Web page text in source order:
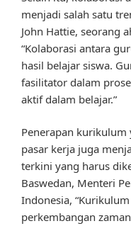
menjadi salah satu
John Hattie, seorang
“Kolaborasi antara
hasil belajar siswa.
fasilitator dalam
aktif dalam belajar.”
Penerapan kurikulum
pasar kerja juga
terkini yang harus
Baswedan, Menteri
Indonesia,
perkembangan